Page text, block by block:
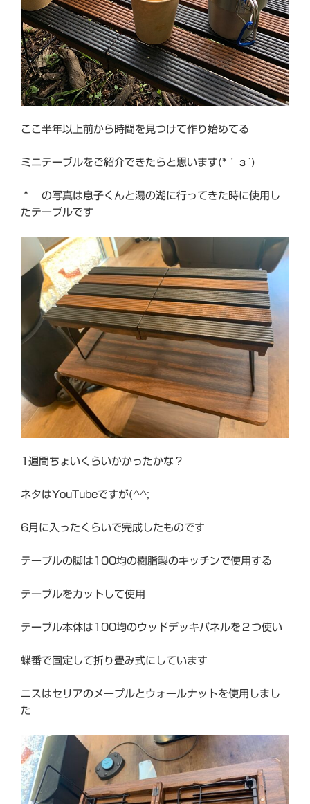
ここ半年以上前から時間を見つけて作り始めてる
ミニテーブルをご紹介できたらと思います(*´з`)
↑ の写真は息子くんと湯の湖に行ってきた時に使用し
たテーブルです
1週間ちょいくらいかかったかな？
ネタはYouTubeですが(^^;
6月に入ったくらいで完成したものです
テーブルの脚は100均の樹脂製のキッチンで使用する
テーブルをカットして使用
テーブル本体は100均のウッドデッキパネルを２つ使い
蝶番で固定して折り畳み式にしています
ニスはセリアのメープルとウォールナットを使用しまし
た